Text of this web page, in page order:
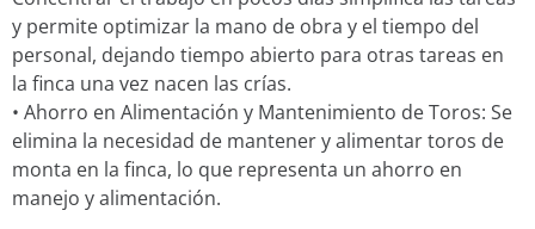
y permite optimizar la mano de obra y el tiempo del
personal, dejando tiempo abierto para otras tareas en
la finca una vez nacen las crías.
• Ahorro en Alimentación y Mantenimiento de Toros: Se
elimina la necesidad de mantener y alimentar toros de
monta en la finca, lo que representa un ahorro en
manejo y alimentación.